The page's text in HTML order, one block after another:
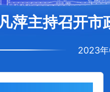
萍主持召开市
2023